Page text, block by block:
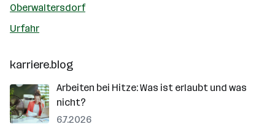
Oberwaltersdorf
Urfahr
karriere.blog
Arbeiten bei Hitze: Was ist erlaubt und was
nicht?
6.7.2026